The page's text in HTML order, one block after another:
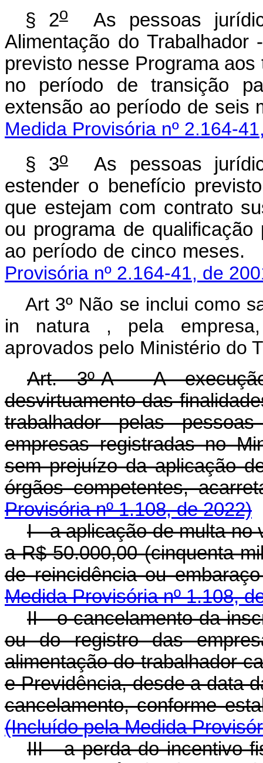
§ 2oAs pessoas
Alimentação do Trabalhador
previsto nesse Programa
no período de transição
extensão ao
Medida Provisória nº 2.164-
§ 3oAs pessoas
estender o benefício
que estejam com contrato
ou programa de
ao período de
Provisória nº 2.164-41, de
Art 3º Não se inclui como
in natura , pela
aprovados pelo Ministério do
Art. 3º-A A
desvirtuamento das
trabalhador pelas
empresas registradas no
sem prejuízo da aplicação
órgãos competentes,
Provisória nº 1.108, de 2022)
I - a aplicação de multa no
a R$ 50.000,00 (cinquenta
de reincidência ou
Medida Provisória nº 1.108,
II - o cancelamento da
ou do registro das
alimentação do trabalhador
e Previdência, desde a data
cancelamento, conforme
(Incluído pela Medida
III - a perda do incentivo